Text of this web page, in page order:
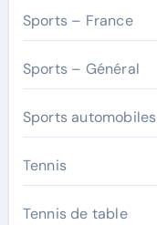
Sports – France
Sports – Général
Sports automobiles
Tennis
Tennis de table